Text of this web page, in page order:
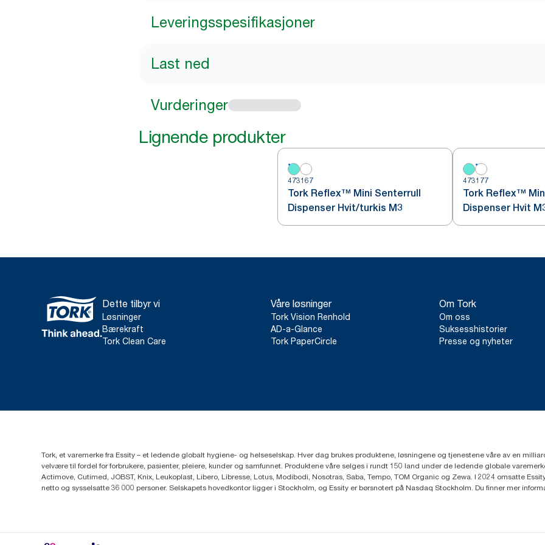
Leveringsspesifikasjoner
Last ned
Vurderinger
Lignende produkter
473167
Tork Reflex™ Mini Senterrull
Dispenser Hvit/turkis M3
473177
Tork Reflex™
Dispenser Hvit
Dette tilbyr vi
Løsninger
Bærekraft
Tork Clean Care
Våre løsninger
Tork Vision Renhold
AD-a-Glance
Tork PaperCircle
Om Tork
Om oss
Suksesshistorier
Presse og nyheter
Tork, et varemerke fra Essity – et ledende globalt hygiene- og helseselskap. Hver dag brukes produktene, løsningene og tjenestene våre av en
velvære til fordel for forbrukere, pasienter, pleiere, kunder og samfunnet. Produktene våre selges i rundt 150 land under de ledende globale
Actimove, Cutimed, JOBST, Knix, Leukoplast, Libero, Libresse, Lotus, Modibodi, Nosotras, Saba, Tempo, TOM Organic og Zewa. I 2024 omsatte
netto og sysselsatte 36 000 personer. Selskapets hovedkontor ligger i Stockholm, og Essity er børsnotert på Nasdaq Stockholm. Du finner mer